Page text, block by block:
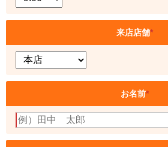
来店店舗*
お名前*